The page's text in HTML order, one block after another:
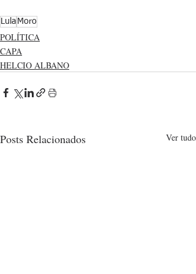
Lula Moro
POLÍTICA
CAPA
HELCIO ALBANO
Posts Relacionados Ver tudo